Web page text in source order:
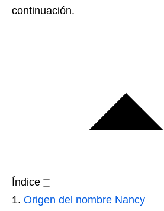
continuación.
Índice
Origen del nombre Nancy